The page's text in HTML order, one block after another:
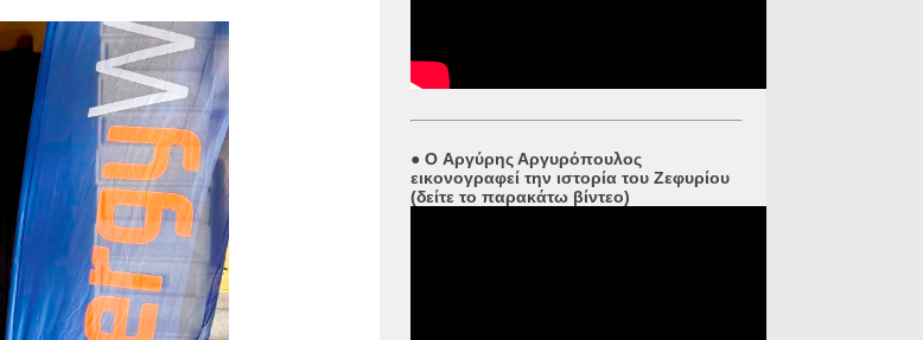
● O Αργύρης Αργυρόπουλος
εικονογραφεί την ιστορία του Ζεφυρίου
(δείτε το παρακάτω βίντεο)